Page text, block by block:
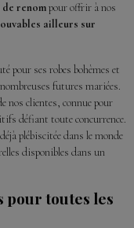
renompour offrir à nos
ailleurs sur
pour ses robes bohèmes et
futures mariées.
nos clientes, connue pour
défiant toute concurrence.
plébiscitée dans le monde
disponibles dans un
pour toutes les